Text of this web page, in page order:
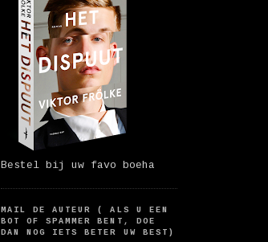
Bestel bij uw favo boeha
MAIL DE AUTEUR ( ALS U EEN
BOT OF SPAMMER BENT, DOE
DAN NOG IETS BETER UW BEST)